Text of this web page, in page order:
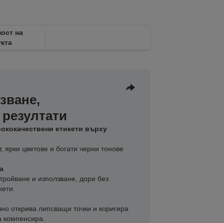
на
етикети върху
ярки цветове и богати черни тонове
и използване, дори без
открива липсващи точки и коригира
компенсира.